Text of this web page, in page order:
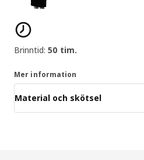
Produktens egenskaper
Brinntid: 50 tim.
Mer information
Material och skötsel